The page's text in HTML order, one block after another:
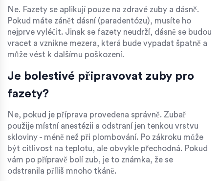
Ne. Fazety se aplikují pouze na zdravé zuby a dásně.
Pokud máte zánět dásní (paradentózu), musíte ho
nejprve vyléčit. Jinak se fazety neudrží, dásně se budou
vracet a vznikne mezera, která bude vypadat špatně a
může vést k dalšímu poškození.
Je bolestivé připravovat zuby pro
fazety?
Ne, pokud je příprava provedena správně. Zubař
použije místní anestézii a odstraní jen tenkou vrstvu
skloviny - méně než při plombování. Po zákroku může
být citlivost na teplotu, ale obvykle přechodná. Pokud
vám po přípravě bolí zub, je to známka, že se
odstranila příliš mnoho tkáně.